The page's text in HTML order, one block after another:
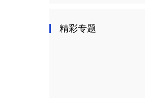
精彩专题